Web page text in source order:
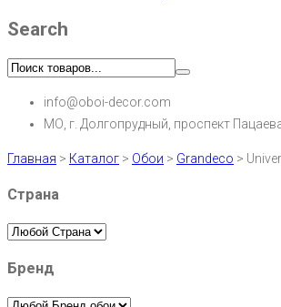
Search
info@oboi-decor.com
МО, г. Долгопрудный, проспект Пацаева
Главная > Каталог > Обои > Grandeco >
Страна
Бренд